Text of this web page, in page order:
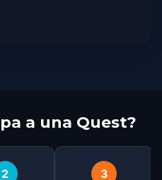
a una Quest?
2 3